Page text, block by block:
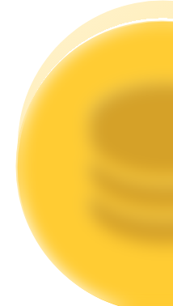
Wysokie zyski i
Elastyczne stawianie
tokenach